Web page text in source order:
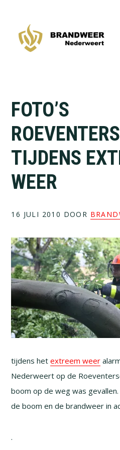
hoofdnavigatie
hoofd
FOTO’S
TIJDENS
WEER
16 JULI 2010 DOOR
tijdens hetextreem weer
Nederweert op de
boom op de weg was
de boom en de brandweer in
.